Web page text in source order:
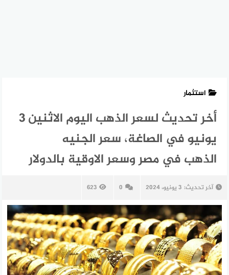
استثمار
أخر تحديث لسعر الذهب اليوم الاثنين 3
يونيو في الصاغة، سعر الجنيه
الذهب في مصر وسعر الاوقية بالدولار
آخر تحديث: 3 يونيو، 2024 0
623